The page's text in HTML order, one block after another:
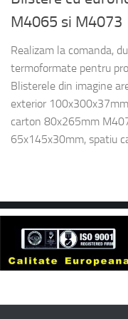
M4065 si M4073
Realizam la comanda,
termoformate pentru
Blisterele din imagine
exterior
carton 80x265mm
65x145x30mm, spatiu